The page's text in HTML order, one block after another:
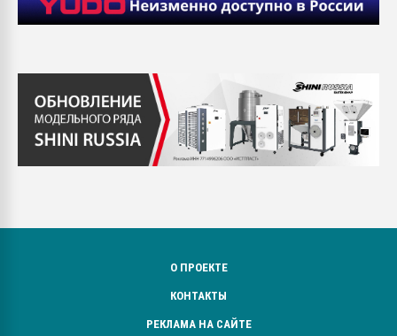
О ПРОЕКТЕ
КОНТАКТЫ
РЕКЛАМА НА САЙТЕ